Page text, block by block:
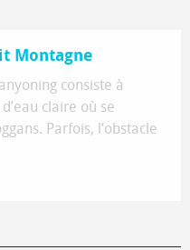
Montagne
consiste à
claire où se
Parfois, l’obstacle